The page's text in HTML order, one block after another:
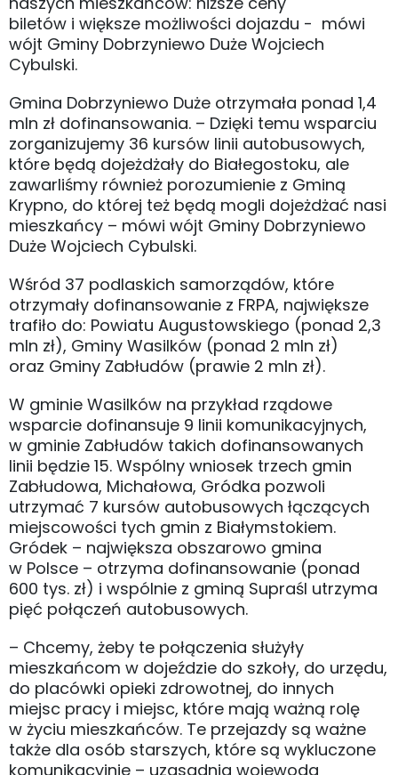
biletów i większe możliwości dojazdu - mówi
wójt Gminy Dobrzyniewo Duże Wojciech
Cybulski.
Gmina Dobrzyniewo Duże otrzymała ponad 1,4
mln zł dofinansowania. – Dzięki temu wsparciu
zorganizujemy 36 kursów linii autobusowych,
które będą dojeżdżały do Białegostoku, ale
zawarliśmy również porozumienie z Gminą
Krypno, do której też będą mogli dojeżdżać nasi
mieszkańcy – mówi wójt Gminy Dobrzyniewo
Duże Wojciech Cybulski.
Wśród 37 podlaskich samorządów, które
otrzymały dofinansowanie z FRPA, największe
trafiło do: Powiatu Augustowskiego (ponad 2,3
mln zł), Gminy Wasilków (ponad 2 mln zł)
oraz Gminy Zabłudów (prawie 2 mln zł).
W gminie Wasilków na przykład rządowe
wsparcie dofinansuje 9 linii komunikacyjnych,
w gminie Zabłudów takich dofinansowanych
linii będzie 15. Wspólny wniosek trzech gmin
Zabłudowa, Michałowa, Gródka pozwoli
utrzymać 7 kursów autobusowych łączących
miejscowości tych gmin z Białymstokiem.
Gródek – największa obszarowo gmina
w Polsce – otrzyma dofinansowanie (ponad
600 tys. zł) i wspólnie z gminą Supraśl utrzyma
pięć połączeń autobusowych.
– Chcemy, żeby te połączenia służyły
mieszkańcom w dojeździe do szkoły, do urzędu,
do placówki opieki zdrowotnej, do innych
miejsc pracy i miejsc, które mają ważną rolę
w życiu mieszkańców. Te przejazdy są ważne
także dla osób starszych, które są wykluczone
komunikacyjnie – uzasadnia wojewoda